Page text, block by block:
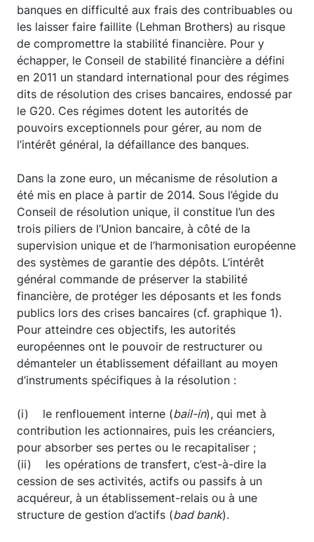
banques en difficulté aux frais des contribuables ou
les laisser faire faillite (Lehman Brothers) au risque
de compromettre la stabilité financière. Pour y
échapper, le Conseil de stabilité financière a défini
en 2011 un standard international pour des régimes
dits de résolution des crises bancaires, endossé par
le G20. Ces régimes dotent les autorités de
pouvoirs exceptionnels pour gérer, au nom de
l’intérêt général, la défaillance des banques.
Dans la zone euro, un mécanisme de résolution a
été mis en place à partir de 2014. Sous l’égide du
Conseil de résolution unique, il constitue l’un des
trois piliers de l’Union bancaire, à côté de la
supervision unique et de l’harmonisation européenne
des systèmes de garantie des dépôts. L’intérêt
général commande de préserver la stabilité
financière, de protéger les déposants et les fonds
publics lors des crises bancaires (cf. graphique 1).
Pour atteindre ces objectifs, les autorités
européennes ont le pouvoir de restructurer ou
démanteler un établissement défaillant au moyen
d’instruments spécifiques à la résolution :
(i) le renflouement interne (bail-in), qui met à
contribution les actionnaires, puis les créanciers,
pour absorber ses pertes ou le recapitaliser ;
(ii) les opérations de transfert, c’est-à-dire la
cession de ses activités, actifs ou passifs à un
acquéreur, à un établissement-relais ou à une
structure de gestion d’actifs (bad bank).